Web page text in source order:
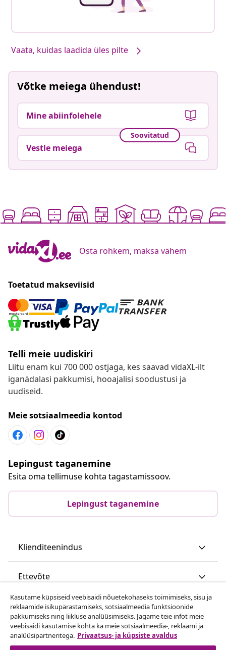
Vaata, kuidas laadida üles pilte
Võtke meiega ühendust!
Mine abiinfolehele
Soovitatud
Vestle meiega
Osta rohkem, maksa vähem
Toetatud makseviisid
Telli meie uudiskiri
Liitu enam kui 700 000 ostjaga, kes saavad vidaXL-ilt
iganädalasi pakkumisi, hooajalisi soodustusi ja
uudiseid.
Meie sotsiaalmeedia kontod
Lepingust taganemine
Esita oma tellimuse kohta tagastamissoov.
Lepingust taganemine
Klienditeenindus
Ettevõte
vidaXL
Vaata rohkem
Kasutame küpsiseid veebisaidi nõuetekohaseks toimimiseks, sisu ja
reklaamide isikupärastamiseks, sotsiaalmeedia funktsioonide
pakkumiseks ning liikluse analüüsimiseks. Jagame teie infot meie
veebisaidi kasutamise kohta ka meie sotsiaalmeedia-, reklaami ja
analüüsipartneritega. Privaatsus- ja küpsiste avaldus